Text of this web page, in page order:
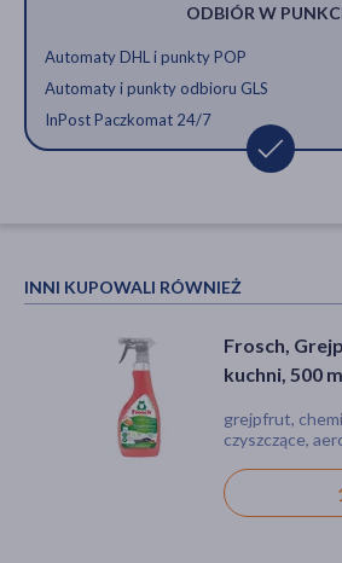
ODBIÓR W
Automaty DHL i punkty POP
Automaty i punkty odbioru GLS
InPost Paczkomat 24/7
INNI KUPOWALI RÓWNIEŻ
Frosch,
kuchni, 500
grejpfrut,
czyszczące,